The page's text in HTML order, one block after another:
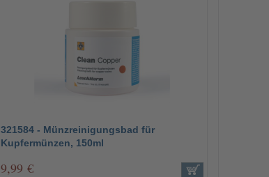
321584 - Münzreinigungsbad für
Kupfermünzen, 150ml
9,99 €